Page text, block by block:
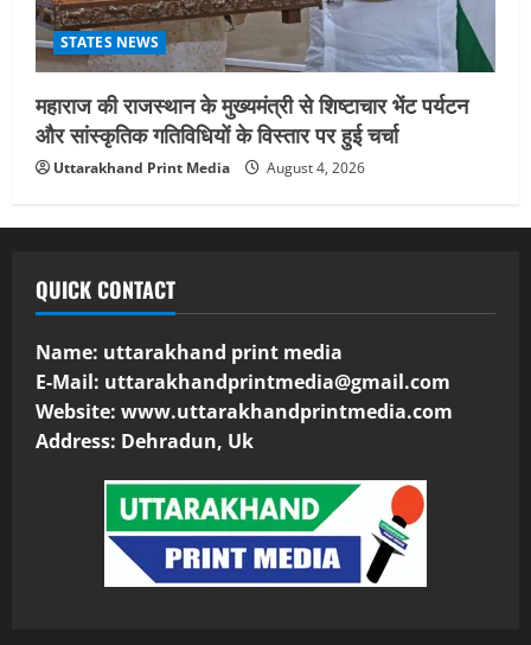
STATES NEWS
महाराज की राजस्थान के मुख्यमंत्री से शिष्टाचार भेंट पर्यटन
और सांस्कृतिक गतिविधियों के विस्तार पर हुई चर्चा
Uttarakhand Print Media August 4, 2026
QUICK CONTACT
Name: uttarakhand print media
E-Mail: uttarakhandprintmedia@gmail.com
Website: www.uttarakhandprintmedia.com
Address: Dehradun, Uk